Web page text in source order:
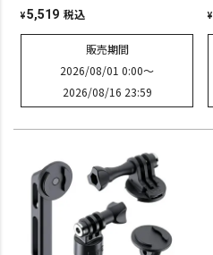
¥5,519 税込
販売期間
2026/08/01 0:00〜
2026/08/16 23:59
¥